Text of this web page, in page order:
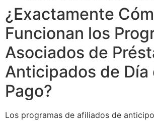
¿Exactamente
Funcionan los
Asociados de
Anticipados de Día
Pago?
Los programas de afiliados de